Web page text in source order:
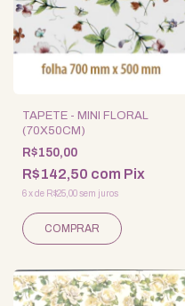
TAPETE - MINI FLORAL
(70X50CM)
R$150,00
R$142,50 com Pix
6xde R$25,00sem juros